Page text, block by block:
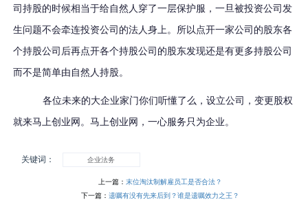
司持股的时候相当于给自然人穿了一层保护服，一旦被投资公司发
生问题不会牵连投资公司的法人身上。所以点开一家公司的股东各
个持股公司后再点开各个持股公司的股东发现还是有更多持股公司
而不是简单由自然人持股。
各位未来的大企业家门你们听懂了么，设立公司，变更股权
就来马上创业网。马上创业网，一心服务只为企业。
关键词： 企业法务
上一篇： 末位淘汰制解雇员工是否合法？
下一篇： 遗嘱有没有先来后到？谁是遗嘱效力之王？